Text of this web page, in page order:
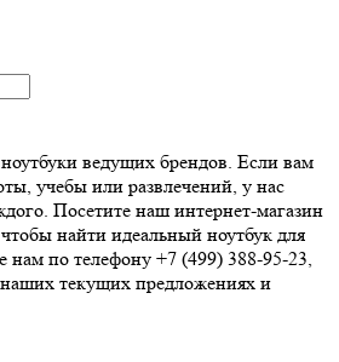
ведущих брендов. Если вам
учебы или развлечений, у нас
Посетите наш интернет-магазин
найти идеальный ноутбук для
по телефону +7 (499) 388-95-23,
текущих предложениях и